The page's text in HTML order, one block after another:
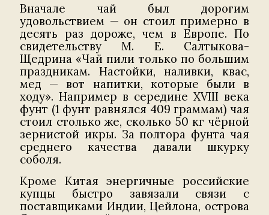
Вначале чай был дорогим
удовольствием — он стоил примерно в
десять раз дороже, чем в Европе. По
свидетельству М. Е. Салтыкова-
Щедрина «Чай пили только по большим
праздникам. Настойки, наливки, квас,
мед — вот напитки, которые были в
ходу». Например в середине ХVIII века
фунт (1 фунт равнялся 409 граммам) чая
стоил столько же, сколько 50 кг чёрной
зернистой икры. За полтора фунта чая
среднего качества давали шкурку
соболя.
Кроме Китая энергичные российские
купцы быстро завязали связи с
поставщиками Индии, Цейлона, острова